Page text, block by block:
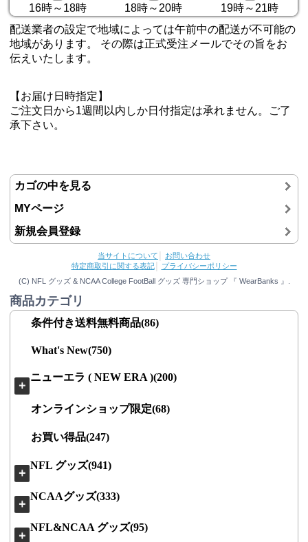
16時～18時 18時～20時
19時～21時
配送業者の設定で地域によっては午前中の配送が不可能の
地域があります。 その際は正式受注メールでその旨をお
伝えいたします。
【お届け日時指定】
ご注文日から1週間以内しか日付指定は承れません。ご了
承下さい。
カゴの中を見る
MYページ
新規会員登録
当サイトについて
お問い合わせ
特定商取引に関する表記│
プライバシーポリシー
(C) NFL グッズ & NCAA College FootBall グッズ 専門ショップ 『 WearBanks 』.
商品カテゴリ
条件付き送料無料商品(86)
What's New(750)
＋
ニューエラ ( NEW ERA )(200)
オンラインショップ限定(68)
お買い得品(247)
＋
NFL グッズ(941)
＋
NCAAグッズ(333)
＋
NFL&NCAA グッズ(95)